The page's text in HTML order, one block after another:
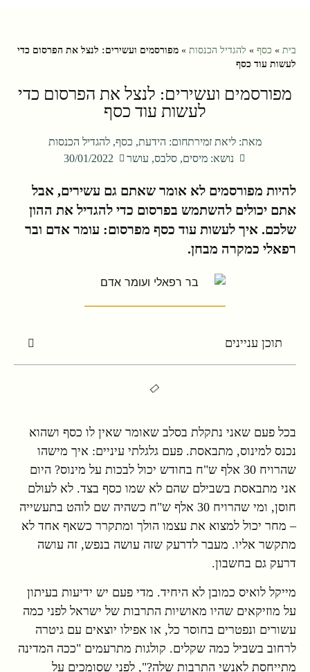
בית » כסף » להגדיל הכנסות » מפורסמים ועשירים: לנצל את הפרסום כדי
לעשות עוד כסף
מפורסמים ועשירים: לנצל את הפרסום כדי
לעשות עוד כסף
מאת: ליאת זמירתחום: הידעת, כסף, להגדיל הכנסות
נושא: מיסים,סלבס, עושר 30/01/2022
להיות מפורסמים לא אומר שאתם גם עשירים, אבל
אתם יכולים להשתמש בפרסום כדי להגדיל את ההון
שלכם. איך לעשות עוד כסף מפרסום: עומר אדם ובר
רפאלי כמקרה מבחן.
תוכן עניינים
בכל פעם שאני נתקלת בסלב שאומר שאין לו כסף ושהוא
נכנס למינוס, מתבאסת. פעם גלגלתי עיניים: איך מישהו
שהרויח 30 אלף ש"ח בחודש יכול לבכות על מינוס? היום
אני מתבאסת בשבילם שהם לא שמו כסף בצד. לא לעולם
חוסן, ומי שהרויח 30 אלף ש"ח כשהיה שם לוהט בתעשייה
– מחר יכול למצוא את עצמו הולך ומתקרר כשאף אחד לא
מתקשר אליו. מעבר לדרעק שזה עושה בנפש, זה עושה
דרעק גם בחשבון.
מייקל לואיס כמובן לא היחיד. מדי פעם יש ידיעות בעיתון
על מוזיקאים שהיו מאושיות התרבות של ישראל לפני כמה
עשורים ונפטרים בחוסר כל, או אפילו יוצאים עם גיטרה
לרחוב בשביל כמה שקלים. קולגות מתרעמים "ככה המדינה
מתייחסת לאנשי התרבות שלה?", לפני שסומכים על